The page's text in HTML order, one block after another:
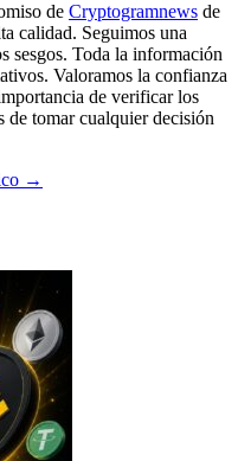
de Cryptogramnews de
calidad. Seguimos una
sesgos. Toda la información
Valoramos la confianza
de verificar los
de tomar cualquier decisión
→